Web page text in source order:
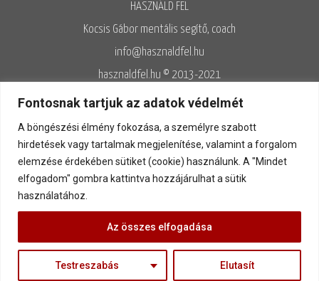
Fontosnak tartjuk az adatok védelmét
A böngészési élmény fokozása, a személyre szabott
hirdetések vagy tartalmak megjelenítése, valamint a forgalom
elemzése érdekében sütiket (cookie) használunk. A "Mindet
elfogadom" gombra kattintva hozzájárulhat a sütik
használatához.
Testreszabás Elutasít
Az összes elfogadása
HASZNÁLD FEL
Kocsis Gábor mentális segítő, coach
info@hasznaldfel.hu
hasznaldfel.hu © 2013-2021
Írásaim szerzői jogi védelem alatt állnak, felhasználásuk kizárólag az
Adatvédelmi szabályzatnak megfelelően engedélyezett.
Adatvédelem◊Adatkezelés◊Általános szerződési feltételek◊
Kapcsolat